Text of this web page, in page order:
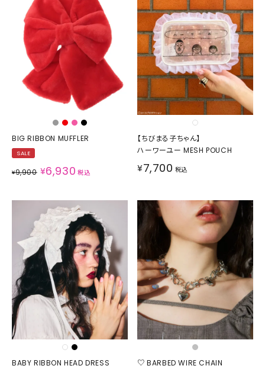
BIG RIBBON MUFFLER
SALE
¥9,900 ¥6,930 税込
【ちびまる子ちゃん】
ハーワーユー MESH POUCH
¥7,700 税込
BABY RIBBON HEAD DRESS ♡ BARBED WIRE CHAIN